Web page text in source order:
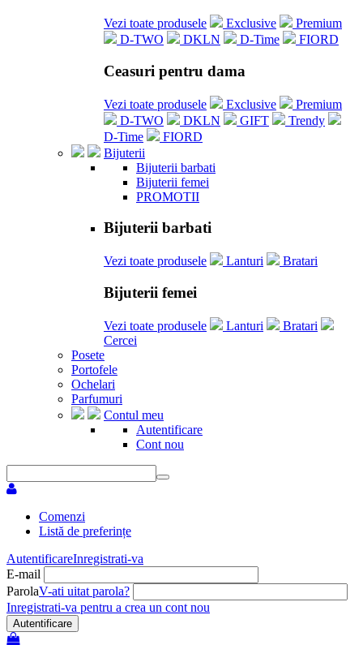
Vezi toate produsele Exclusive
Premium
D-TWO
DKLN D-Time FIORD
Ceasuri pentru dama
Vezi toate produsele Exclusive
Premium
D-TWO
DKLN GIFT
Trendy
D-Time
FIORD
Bijuterii
Bijuterii barbati
Bijuterii femei
PROMOTII
Bijuterii barbati
Vezi toate produsele Lanturi Bratari
Bijuterii femei
Vezi toate produsele Lanturi
Bratari
Cercei
Posete
Portofele
Ochelari
Parfumuri
Contul meu
Autentificare
Cont nou
Comenzi
Listă de preferințe
AutentificareInregistrati-va
E-mail
ParolaV-ati uitat parola?
Inregistrati-va pentru a crea un cont nou
Autentificare